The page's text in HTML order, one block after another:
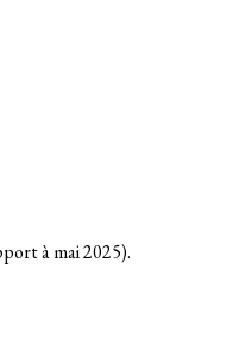
à mai 2025).